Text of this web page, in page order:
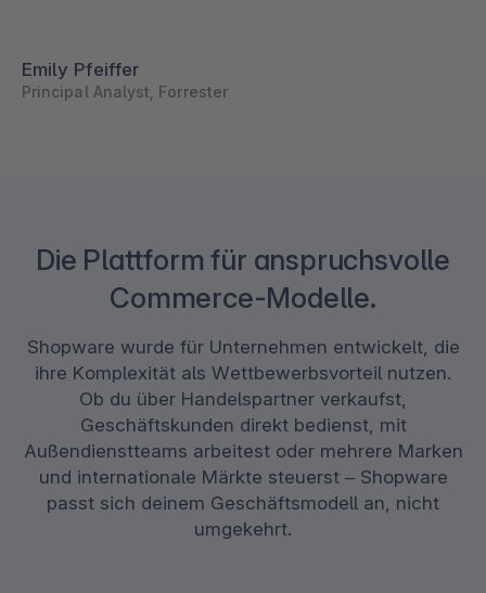
Emily Pfeiffer
Principal Analyst, Forrester
Die Plattform für anspruchsvolle
Commerce-Modelle.
Shopware wurde für Unternehmen entwickelt, die
ihre Komplexität als Wettbewerbsvorteil nutzen.
Ob du über Handelspartner verkaufst,
Geschäftskunden direkt bedienst, mit
Außendienstteams arbeitest oder mehrere Marken
und internationale Märkte steuerst – Shopware
passt sich deinem Geschäftsmodell an, nicht
umgekehrt.